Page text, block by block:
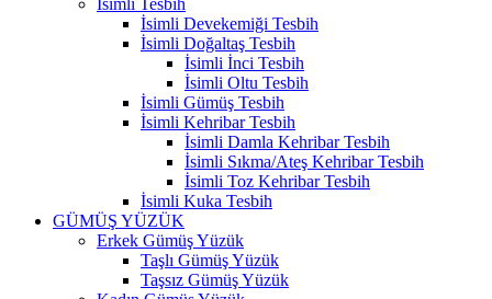
İsimli Tesbih
İsimli Devekemiği Tesbih
İsimli Doğaltaş Tesbih
İsimli İnci Tesbih
İsimli Oltu Tesbih
İsimli Gümüş Tesbih
İsimli Kehribar Tesbih
İsimli Damla Kehribar Tesbih
İsimli Sıkma/Ateş Kehribar Tesbih
İsimli Toz Kehribar Tesbih
İsimli Kuka Tesbih
GÜMÜŞ YÜZÜK
Erkek Gümüş Yüzük
Taşlı Gümüş Yüzük
Taşsız Gümüş Yüzük